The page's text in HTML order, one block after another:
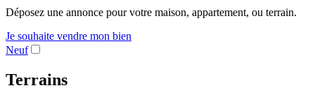
Déposez une annonce pour votre maison, appartement, ou terrain.
Je souhaite vendre mon bien
Neuf
Terrains